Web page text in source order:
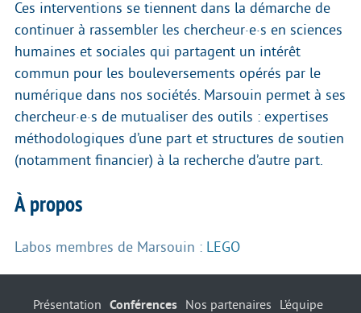
Ces interventions se tiennent dans la démarche de
continuer à rassembler les chercheur·e·s en sciences
humaines et sociales qui partagent un intérêt
commun pour les bouleversements opérés par le
numérique dans nos sociétés. Marsouin permet à ses
chercheur·e·s de mutualiser des outils : expertises
méthodologiques d’une part et structures de soutien
(notamment financier) à la recherche d’autre part.
À propos
Labos membres de Marsouin : LEGO
Présentation Conférences Nos partenaires
L’équipe